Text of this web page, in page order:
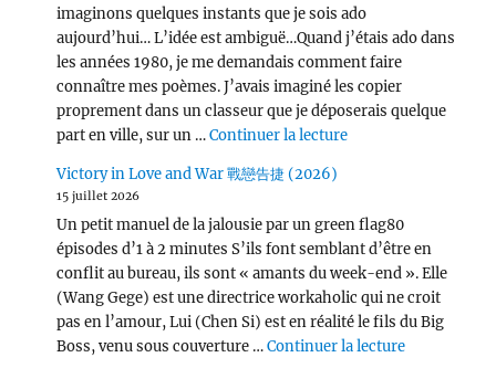
imaginons quelques instants que je sois ado
aujourd’hui… L’idée est ambiguë…Quand j’étais ado dans
les années 1980, je me demandais comment faire
connaître mes poèmes. J’avais imaginé les copier
proprement dans un classeur que je déposerais quelque
part en ville, sur un …Continuer la lecturede « Wang Chu Ran
Victory in Love and War 戰戀告捷 (2026)
15 juillet 2026
Un petit manuel de la jalousie par un green flag80
épisodes d’1 à 2 minutes S’ils font semblant d’être en
conflit au bureau, ils sont « amants du week-end ». Elle
(Wang Gege) est une directrice workaholic qui ne croit
pas en l’amour, Lui (Chen Si) est en réalité le fils du Big
Boss, venu sous couverture …Continuer la lecturede « Victory